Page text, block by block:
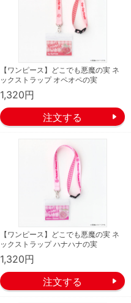
【ワンピース】どこでも悪魔の実 ネ
ックストラップ オペオペの実
1,320円
【ワンピース】どこでも悪魔の実 ネ
ックストラップ ハナハナの実
1,320円